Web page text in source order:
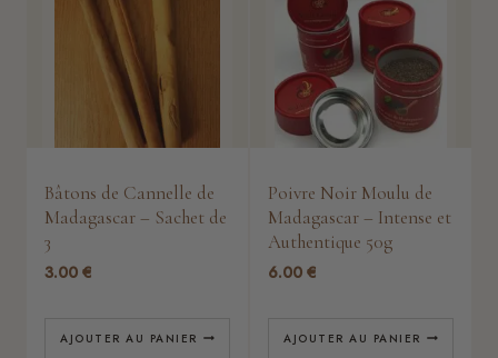
Bâtons de Cannelle de
Madagascar – Sachet de
3
3.00 €
AJOUTER AU PANIER
Poivre Noir Moulu de
Madagascar – Intense et
Authentique 50g
6.00 €
AJOUTER AU PANIER